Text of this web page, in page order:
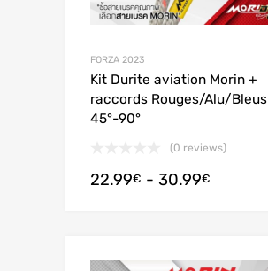
FORZA 2023
Kit Durite aviation Morin +
raccords Rouges/Alu/Bleus
45°-90°
(0 reviews)
22.99€ - 30.99€